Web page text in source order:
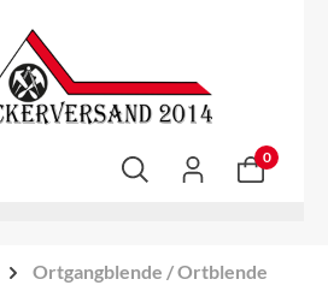
0
Ortgangblende / Ortblende